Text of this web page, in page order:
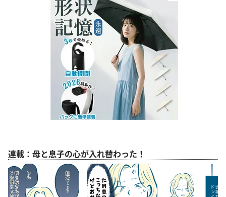
連載：母と息子の心が入れ替わった！